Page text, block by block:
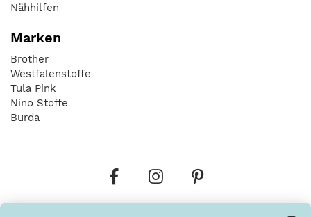
Nähhilfen
Marken
Brother
Westfalenstoffe
Tula Pink
Nino Stoffe
Burda